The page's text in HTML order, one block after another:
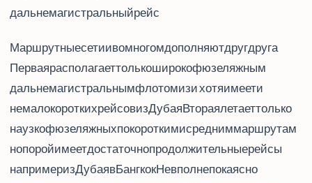
дальнемагистральный рейс Emirates.
Маршрутные сети Emirates и flydubai во многом дополняют друг друга.
Первая располагает только широкофюзеляжным
дальнемагистральным флотом из Airbus A380 и Boeing 777 (хотя имеет и
немало коротких рейсов из Дубая). Вторая летает только
на узкофюзеляжных Boeing 737 по коротким и средним маршрутам
(но порой имеет достаточно продолжительные рейсы,
например из Дубая в Бангкок). Не вполне пока ясно,